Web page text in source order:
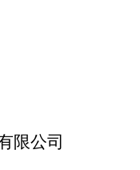
限公司